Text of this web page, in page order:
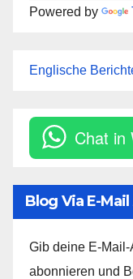
Powered by
Englische
Chat in
Blog Via E-
Gib deine E-
abonnieren und